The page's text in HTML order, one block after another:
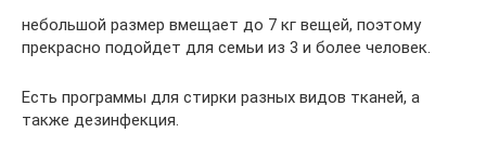
небольшой размер вмещает до 7 кг вещей, поэтому
прекрасно подойдет для семьи из 3 и более человек.
Есть программы для стирки разных видов тканей, а
также дезинфекция.